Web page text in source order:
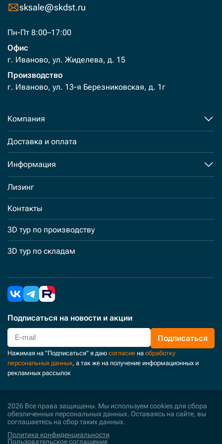
sksale@skdst.ru
Пн-Пт 8:00–17:00
Офис
г. Иваново, ул. Жиделева, д. 15
Производство
г. Иваново, ул. 13-я Березниковская, д. 1г
Компания
Доставка и оплата
Информация
Лизинг
Контакты
3D тур по производству
3D тур по складам
Подписаться на новости и акции
Подписаться
Нажимая на "Подписаться" я даю согласие на обработку
персональных данных, а так же на получение информационных и
рекламных рассылок
2026 Все права защищены. Мы используем cookies для сбора
обезличенных персональных данных. Оставаясь на сайте, вы
соглашаетесь на сбор таких данных.
Политика конфиденциальности
Пользовательское соглашение